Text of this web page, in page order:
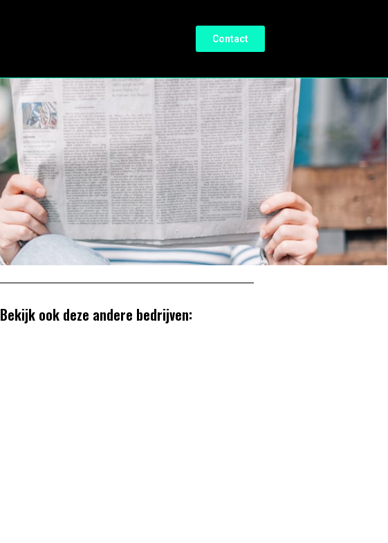
Contact
Bekijk ook deze andere bedrijven: